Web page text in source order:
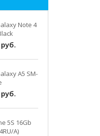
Note 4
A5 SM-
5S 16Gb
A)